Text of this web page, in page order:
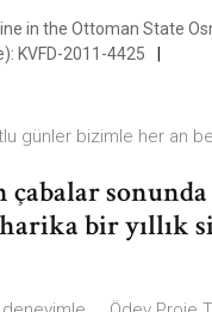
in the Ottoman State
KVFD-2011-4425
günler bizimle her an
sonunda
bir yıllık